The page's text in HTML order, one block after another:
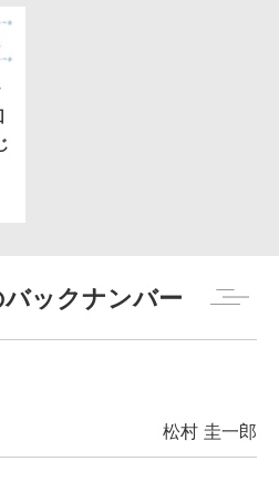
ックナンバー
松村 圭一郎